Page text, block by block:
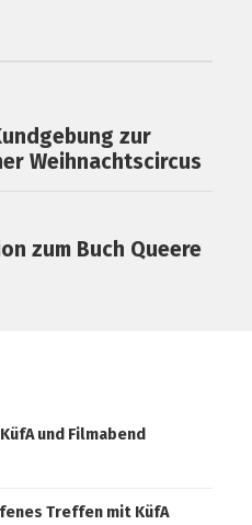
zur
Weihnachtscircus
zum Buch Queere
und Filmabend
Treffen mit KüfA